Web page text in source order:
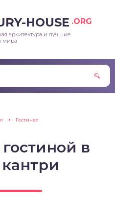
HOUSE .ORG
архитектура и лучшие
мира
Гостиная
в